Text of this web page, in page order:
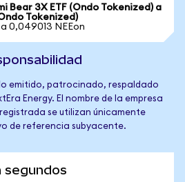
Bear 3X ETF (Ondo Tokenized) a
Tokenized)
0,049013 NEEon
emitido, patrocinado, respaldado
Energy. El nombre de la empresa
se utilizan únicamente
de referencia subyacente.
segundos